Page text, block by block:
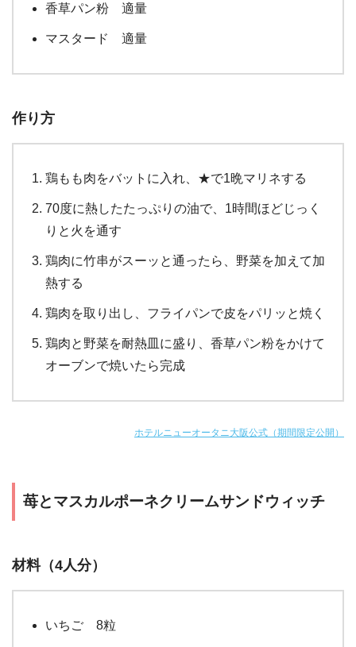
香草パン粉 適量
マスタード 適量
作り方
鶏もも肉をバットに入れ、★で1晩マリネする
70度に熱したたっぷりの油で、1時間ほどじっく
りと火を通す
鶏肉に竹串がスーッと通ったら、野菜を加えて加
熱する
鶏肉を取り出し、フライパンで皮をパリッと焼く
鶏肉と野菜を耐熱皿に盛り、香草パン粉をかけて
オーブンで焼いたら完成
ホテルニューオータニ大阪公式（期間限定公開）
苺とマスカルポーネクリームサンドウィッチ
材料（4人分）
いちご 8粒